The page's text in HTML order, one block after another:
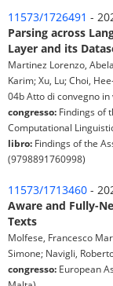
11573/1726491 -
Parsing across
Layer and its
Martinez Lorenzo,
Karim; Xu, Lu; Choi,
04b Atto di convegno in
congresso: Findings of
Computational
libro: Findings of the
(9798891760998)
11573/1713460 -
Aware and Fully-
Texts
Molfese, Francesco
Simone; Navigli,
congresso: European